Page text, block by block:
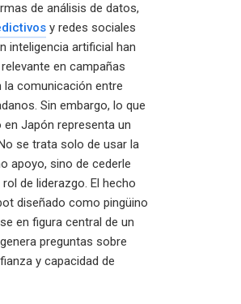
de análisis de datos,
y redes sociales
inteligencia artificial han
en campañas
la comunicación entre
Sin embargo, lo que
Japón representa un
se trata solo de usar la
apoyo, sino de cederle
de liderazgo. El hecho
diseñado como pingüino
en figura central de un
preguntas sobre
y capacidad de